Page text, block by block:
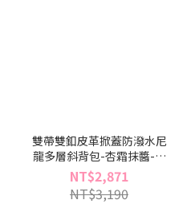
雙帶雙釦皮革掀蓋防潑水尼
龍多層斜背包-杏霜抹醬-鹽
感奶油系列(BX96437-60)
NT$2,871
NT$3,190